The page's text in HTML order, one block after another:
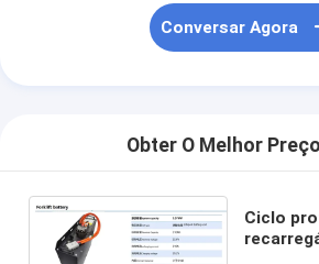
Baterias NiCd
bateria da iluminação de emergência
Bateria de Li Mno2
Bateria de Li Socl2
Conversar Agora
Obter O Melhor
Ciclo